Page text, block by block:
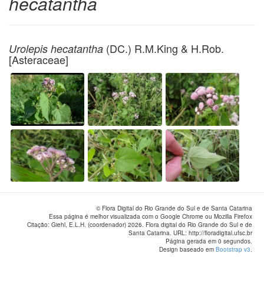
Urolepis hecatantha (DC.) R.M.King & H.Rob.
[Asteraceae]
© Flora Digital do Rio Grande do Sul e de Santa Catarina
Essa página é melhor visualizada com o Google Chrome ou Mozilla Firefox
Citação: Giehl, E.L.H. (coordenador) 2026. Flora digital do Rio Grande do Sul e de
Santa Catarina. URL: http://floradigital.ufsc.br
Página gerada em 0 segundos.
Design baseado em Bootstrap v3.